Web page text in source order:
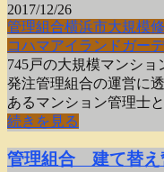
2017/12/26
管理組合横浜市大規模
コハマアイランドガー
745戸の大規模マンシ
発注管理組合の運営に
あるマンション管理士
続きを見る
管理組合 建て替え